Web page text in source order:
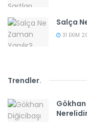
Salça
31 EKIM
Trendler.
Gökhan